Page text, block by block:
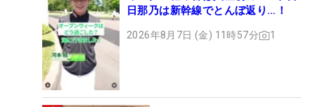
日那乃は新幹線でとんぼ返り…！
2026年8月7日 (金) 11時57分 1